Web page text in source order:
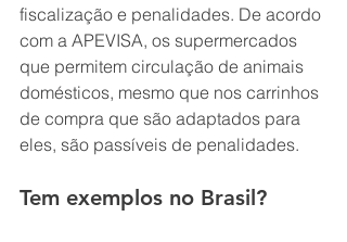
fiscalização e penalidades. De acordo
com a APEVISA, os supermercados
que permitem circulação de animais
domésticos, mesmo que nos carrinhos
de compra que são adaptados para
eles, são passíveis de penalidades.
Tem exemplos no Brasil?